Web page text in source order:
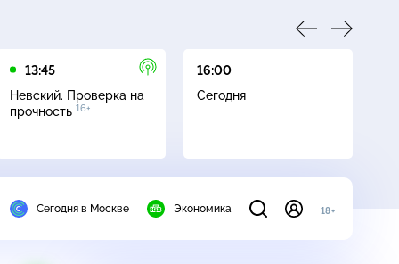
13:45
Невский. Проверка на
прочность 16+
16:00
Сегодня
Сегодня в Москве Экономика 18+